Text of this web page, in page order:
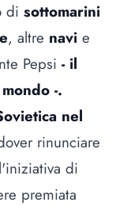
di sottomarini
, altre navi e
Pepsi - il
-.
nel
rinunciare
di
premiata